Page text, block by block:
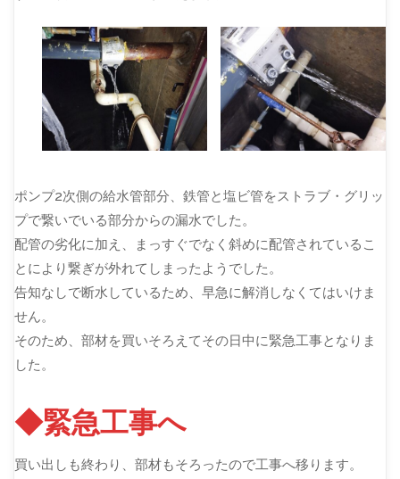
ポンプ2次側の給水管部分、鉄管と塩ビ管をストラブ・グリッ
プで繋いでいる部分からの漏水でした。
配管の劣化に加え、まっすぐでなく斜めに配管されているこ
とにより繋ぎが外れてしまったようでした。
告知なしで断水しているため、早急に解消しなくてはいけま
せん。
そのため、部材を買いそろえてその日中に緊急工事となりま
した。
◆緊急工事へ
買い出しも終わり、部材もそろったので工事へ移ります。